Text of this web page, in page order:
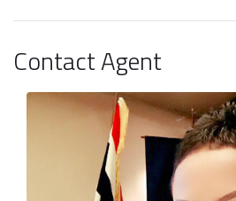
Contact Agent